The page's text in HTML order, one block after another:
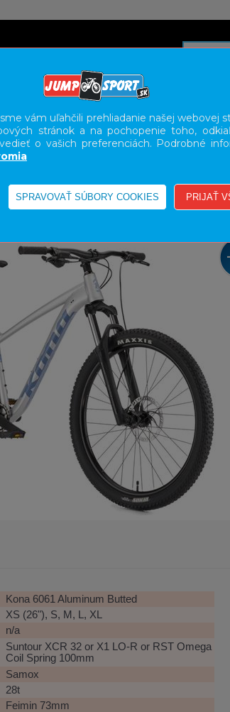
SLUŽBY KARIÉRA BODY
Kona 6061 Aluminum Butted
XS (26"), S, M, L, XL
n/a
Suntour XCR 32 or X1 LO-R or RST Omega
Coil Spring 100mm
Samox
28t
Feimin 73mm
vám uľahčili prehliadanie našej webovej
stránok a na pochopenie toho,
o vašich preferenciách. Podrobné